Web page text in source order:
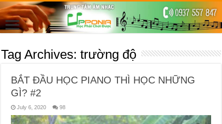
Tag Archives:trường độ
BẮT ĐẦU HỌC PIANO THÌ HỌC NHỮNG
GÌ? #2
July 6, 2020 98